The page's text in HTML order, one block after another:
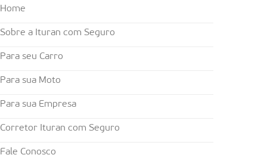
Home
Sobre a Ituran com Seguro
Para seu Carro
Para sua Moto
Para sua Empresa
Corretor Ituran com Seguro
Fale Conosco